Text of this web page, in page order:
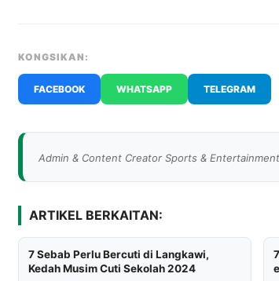
KONGSIKAN:
FACEBOOK WHATSAPP TELEGRAM
Admin & Content Creator Sports &
ARTIKEL BERKAITAN:
7 Sebab Perlu Bercuti di Langkawi,
Kedah Musim Cuti Sekolah 2024